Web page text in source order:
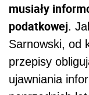
musiały
podatkowej.
Sarnowski, od
przepisy
ujawniania